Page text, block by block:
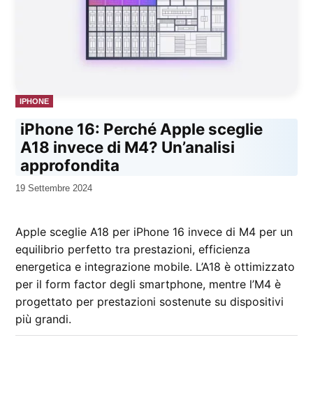
PUBBLICATO
IN
IPHONE
iPhone 16: Perché Apple sceglie
A18 invece di M4? Un’analisi
approfondita
da
19 Settembre 2024
Apple sceglie A18 per iPhone 16 invece di M4 per un
equilibrio perfetto tra prestazioni, efficienza
energetica e integrazione mobile. L’A18 è ottimizzato
per il form factor degli smartphone, mentre l’M4 è
progettato per prestazioni sostenute su dispositivi
più grandi.